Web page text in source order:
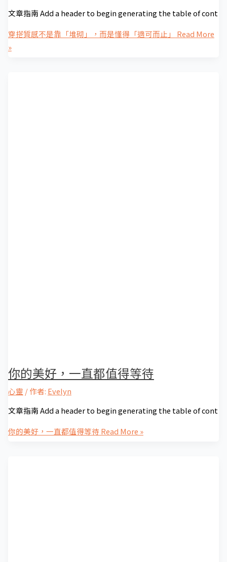
文章指南 Add a header to begin generating the table of cont
穿搭質感不是靠「堆砌」，而是懂得「適可而止」
Read More
»
你的美好，一直都值得等待
心靈 / 作者: Evelyn
文章指南 Add a header to begin generating the table of cont
你的美好，一直都值得等待 Read More »